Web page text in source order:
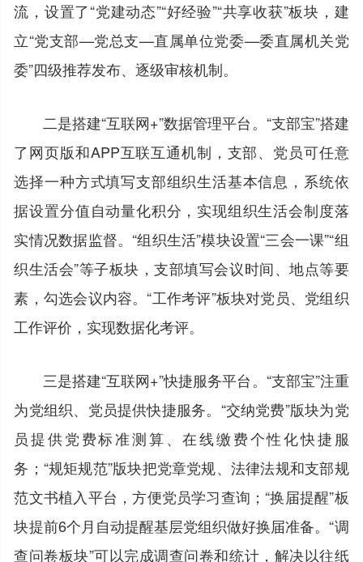
流，设置了“党建动态”“好经验”“共享收获”板块，建
立“党支部—党总支—直属单位党委—委直属机关党
委”四级推荐发布、逐级审核机制。
二是搭建“互联网+”数据管理平台。“支部宝”搭建
了网页版和APP互联互通机制，支部、党员可任意
选择一种方式填写支部组织生活基本信息，系统依
据设置分值自动量化积分，实现组织生活会制度落
实情况数据监督。“组织生活”模块设置“三会一课”“组
织生活会”等子板块，支部填写会议时间、地点等要
素，勾选会议内容。“工作考评”板块对党员、党组织
工作评价，实现数据化考评。
三是搭建“互联网+”快捷服务平台。“支部宝”注重
为党组织、党员提供快捷服务。“交纳党费”版块为党
员提供党费标准测算、在线缴费个性化快捷服
务；“规矩规范”版块把党章党规、法律法规和支部规
范文书植入平台，方便党员学习查询；“换届提醒”板
块提前6个月自动提醒基层党组织做好换届准备。“调
查问卷板块”可以完成调查问卷和统计，解决以往纸